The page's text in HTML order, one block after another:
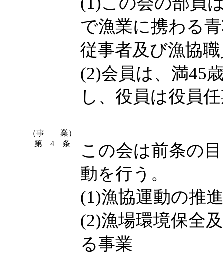
で漁業に携わる
従事者及び漁協
(2)会員は、満45
し、役員は役員
（事 業）
第 4 条
この会は前条の
動を行う。
(1)漁協運動の推
(2)漁場環境保全
る事業